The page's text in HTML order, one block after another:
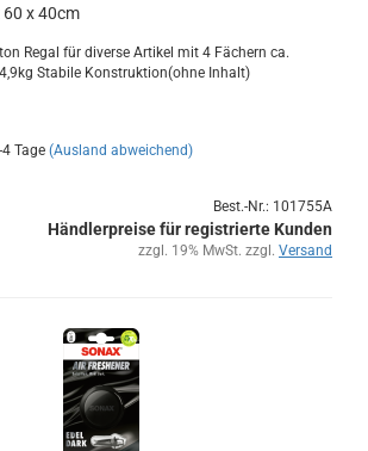
x 40cm
Regal für di­ver­se Ar­ti­kel mit 4 Fä­chern ca.
Sta­bi­le Kon­struk­ti­on(ohne In­halt)
Tage (Ausland abweichend)
Best.-Nr.: 101755A
Händlerpreise für registrierte Kunden
zzgl. 19% MwSt. zzgl. Versand